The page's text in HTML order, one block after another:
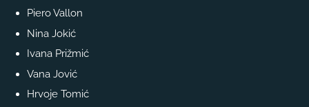
Piero Vallon
Nina Jokić
Ivana Prižmić
Vana Jović
Hrvoje Tomić